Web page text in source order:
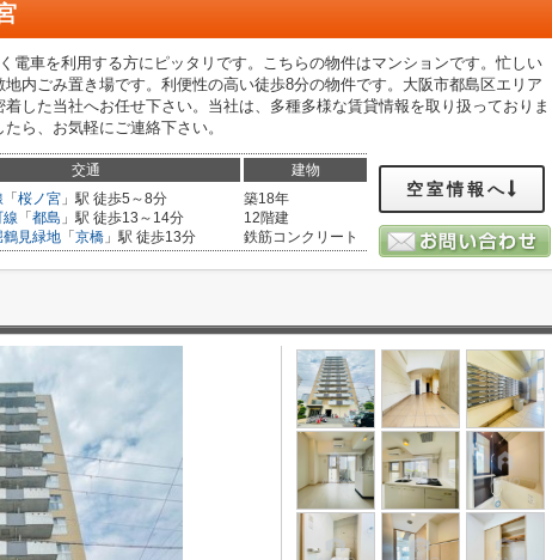
電車を利用する方にピッタリです。こちらの物件はマンションです。忙しい
内ごみ置き場です。利便性の高い徒歩8分の物件です。大阪市都島区エリア
した当社へお任せ下さい。当社は、多種多様な賃貸情報を取り扱っておりま
ら、お気軽にご連絡下さい。
交通 建物
「 桜ノ宮 」駅 徒歩5～8分
線 「 都島 」駅 徒歩13～14分
鶴見緑地 「 京橋 」駅 徒歩13分
築18年
12階建
鉄筋コンクリート
空室情報へ